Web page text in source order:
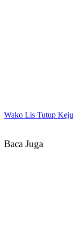
Wako Lis Tutup
Baca Juga